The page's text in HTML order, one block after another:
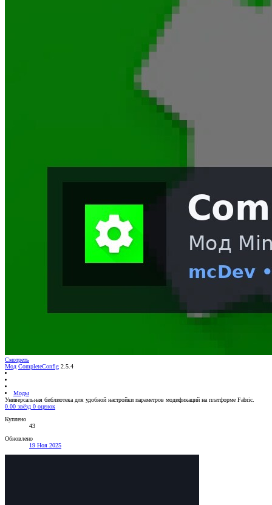
Смотреть
Мод CompleteConfig 2.5.4
Моды
Универсальная библиотека для удобной настройки параметров модификаций на платформе Fabric.
0.00 звёзд 0 оценок
Куплено
43
Обновлено
19 Ноя 2025